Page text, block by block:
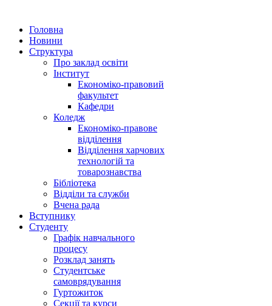
Головна
Новини
Структура
Про заклад освіти
Інститут
Економіко-правовий
факультет
Кафедри
Коледж
Економіко-правове
відділення
Відділення харчових
технологій та
товарознавства
Бібліотека
Відділи та служби
Вчена рада
Вступнику
Студенту
Графік навчального
процесу
Розклад занять
Студентське
самоврядування
Гуртожиток
Секції та курси